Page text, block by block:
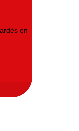
en